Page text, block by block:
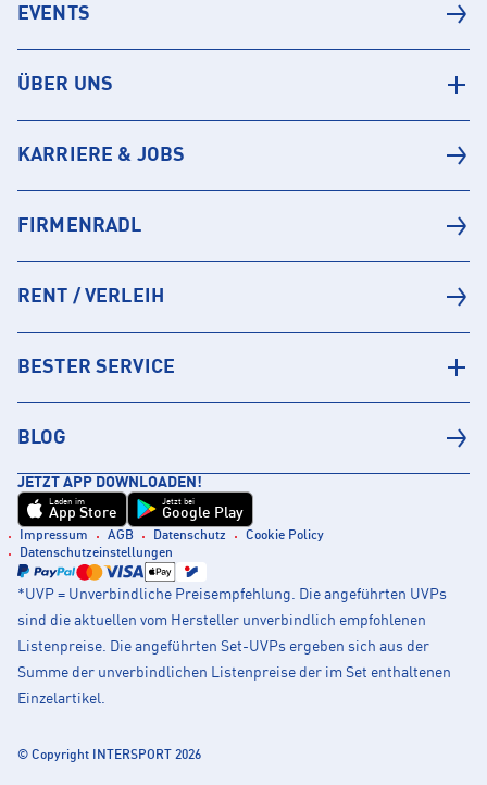
EVENTS
ÜBER UNS
KARRIERE & JOBS
FIRMENRADL
RENT / VERLEIH
BESTER SERVICE
BLOG
JETZT APP DOWNLOADEN!
Laden im
App Store
Jetzt bei
Google Play
Impressum AGB Datenschutz
Cookie Policy
Datenschutzeinstellungen
*UVP = Unverbindliche Preisempfehlung. Die angeführten UVPs
sind die aktuellen vom Hersteller unverbindlich empfohlenen
Listenpreise. Die angeführten Set-UVPs ergeben sich aus der
Summe der unverbindlichen Listenpreise der im Set enthaltenen
Einzelartikel.
© Copyright INTERSPORT 2026